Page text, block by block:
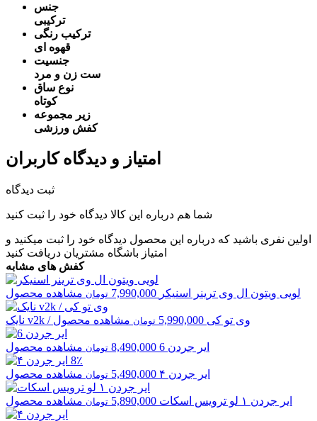
جنس
ترکیبی
ترکیب رنگی
قهوه ای
جنسیت
ست زن و مرد
نوع ساق
کوتاه
زیر مجموعه
کفش ورزشی
امتیاز و دیدگاه کاربران
ثبت دیدگاه
شما هم درباره این کالا دیدگاه خود را ثبت کنید
اولین نفری باشید که درباره این محصول دیدگاه خود را ثبت میکنید و
امتیاز باشگاه مشتریان دریافت کنید
کفش های مشابه
لویی ویتون ال وی ترینر اسنیکر 7,990,000 تومان مشاهده محصول
نایک v2k / وی تو کی 5,990,000 تومان مشاهده محصول
ایر جردن 6
8,490,000 تومان مشاهده محصول
8٪
ایر جردن ۴ 5,490,000 تومان مشاهده محصول
ایر جردن ۱ لو ترویس اسکات 5,890,000 تومان مشاهده محصول